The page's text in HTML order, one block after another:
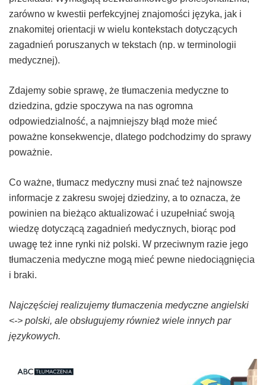
zarówno w kwestii perfekcyjnej znajomości języka, jak i
znakomitej orientacji w wielu kontekstach dotyczących
zagadnień poruszanych w tekstach (np. w terminologii
medycznej).
Zdajemy sobie sprawę, że tłumaczenia medyczne to
dziedzina, gdzie spoczywa na nas ogromna
odpowiedzialność, a najmniejszy błąd może mieć
poważne konsekwencje, dlatego podchodzimy do sprawy
poważnie.
Co ważne, tłumacz medyczny musi znać też najnowsze
informacje z zakresu swojej dziedziny, a to oznacza, że
powinien na bieżąco aktualizować i uzupełniać swoją
wiedzę dotyczącą zagadnień medycznych, biorąc pod
uwagę też inne rynki niż polski. W przeciwnym razie jego
tłumaczenia medyczne mogą mieć pewne niedociągnięcia
i braki.
Najczęściej realizujemy tłumaczenia medyczne angielski
<-> polski, ale obsługujemy również wiele innych par
językowych.